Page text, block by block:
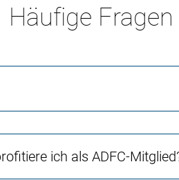
Häufige
ich als ADFC-